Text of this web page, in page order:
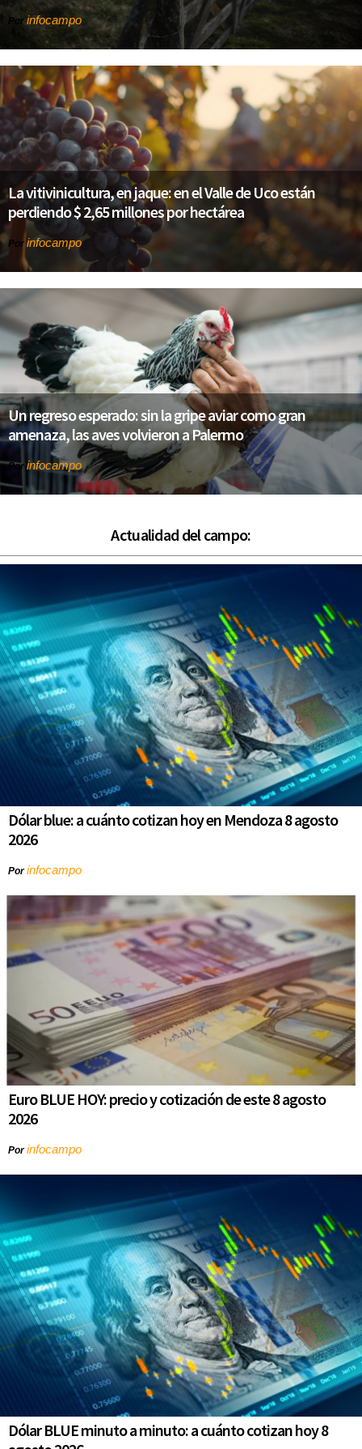
Por infocampo
La vitivinicultura, en jaque: en el Valle de Uco están
perdiendo $ 2,65 millones por hectárea
Por infocampo
Un regreso esperado: sin la gripe aviar como gran
amenaza, las aves volvieron a Palermo
Por infocampo
Actualidad del campo:
Dólar blue: a cuánto cotizan hoy en Mendoza 8 agosto
2026
Porinfocampo
Euro BLUE HOY: precio y cotización de este 8 agosto
2026
Porinfocampo
Dólar BLUE minuto a minuto: a cuánto cotizan hoy 8